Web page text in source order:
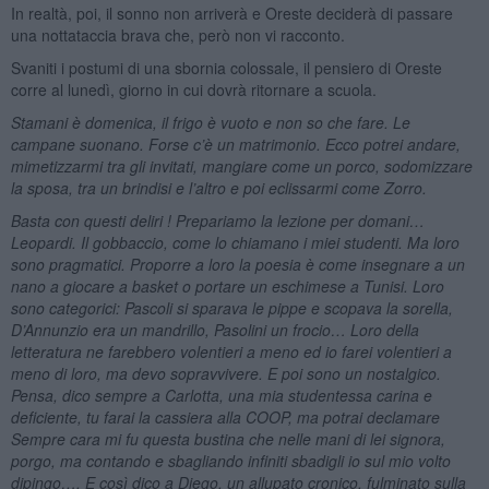
In realtà, poi, il sonno non arriverà e Oreste deciderà di passare
una nottataccia brava che, però non vi racconto.
Svaniti i postumi di una sbornia colossale, il pensiero di Oreste
corre al lunedì, giorno in cui dovrà ritornare a scuola.
Stamani è domenica, il frigo è vuoto e non so che fare. Le
campane suonano. Forse c’è un matrimonio. Ecco potrei andare,
mimetizzarmi tra gli invitati, mangiare come un porco, sodomizzare
la sposa, tra un brindisi e l’altro e poi eclissarmi come Zorro.
Basta con questi deliri ! Prepariamo la lezione per domani…
Leopardi. Il gobbaccio, come lo chiamano i miei studenti. Ma loro
sono pragmatici. Proporre a loro la poesia è come insegnare a un
nano a giocare a basket o portare un eschimese a Tunisi. Loro
sono categorici: Pascoli si sparava le pippe e scopava la sorella,
D’Annunzio era un mandrillo, Pasolini un frocio… Loro della
letteratura ne farebbero volentieri a meno ed io farei volentieri a
meno di loro, ma devo sopravvivere. E poi sono un nostalgico.
Pensa, dico sempre a Carlotta, una mia studentessa carina e
deficiente, tu farai la cassiera alla COOP, ma potrai declamare
Sempre cara mi fu questa bustina che nelle mani di lei signora,
porgo, ma contando e sbagliando infiniti sbadigli io sul mio volto
dipingo…. E così dico a Diego, un allupato cronico, fulminato sulla